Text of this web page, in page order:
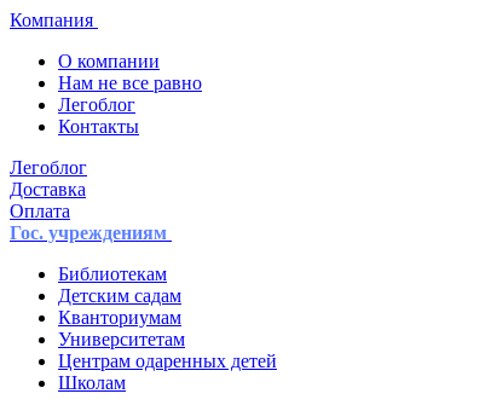
Компания
О компании
Нам не все равно
Легоблог
Контакты
Легоблог
Доставка
Оплата
Гос. учреждениям
Библиотекам
Детским садам
Кванториумам
Университетам
Центрам одаренных детей
Школам